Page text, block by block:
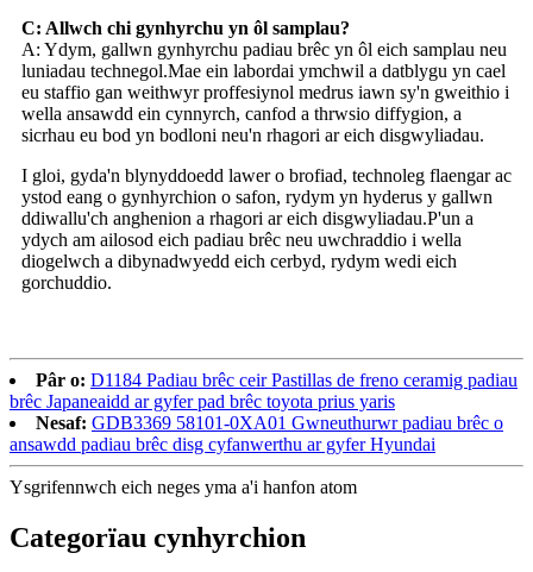
C: Allwch chi gynhyrchu yn ôl samplau?
A: Ydym, gallwn gynhyrchu padiau brêc yn ôl eich samplau neu
luniadau technegol.Mae ein labordai ymchwil a datblygu yn cael
eu staffio gan weithwyr proffesiynol medrus iawn sy'n gweithio i
wella ansawdd ein cynnyrch, canfod a thrwsio diffygion, a
sicrhau eu bod yn bodloni neu'n rhagori ar eich disgwyliadau.
I gloi, gyda'n blynyddoedd lawer o brofiad, technoleg flaengar ac
ystod eang o gynhyrchion o safon, rydym yn hyderus y gallwn
ddiwallu'ch anghenion a rhagori ar eich disgwyliadau.P'un a
ydych am ailosod eich padiau brêc neu uwchraddio i wella
diogelwch a dibynadwyedd eich cerbyd, rydym wedi eich
gorchuddio.
Pâr o: D1184 Padiau brêc ceir Pastillas de freno ceramig padiau
brêc Japaneaidd ar gyfer pad brêc toyota prius yaris
Nesaf: GDB3369 58101-0XA01 Gwneuthurwr padiau brêc o
ansawdd padiau brêc disg cyfanwerthu ar gyfer Hyundai
Ysgrifennwch eich neges yma a'i hanfon atom
Categorïau cynhyrchion